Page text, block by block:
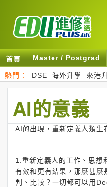
首頁 Master / Postgrad
熱門： DSE 海外升學 來港
AI的意義
AI的出現，重新定義人類生
1.重新定義人的工作、思想
有效和更有結果，那麼甚麼
判、比較？一切都可以用